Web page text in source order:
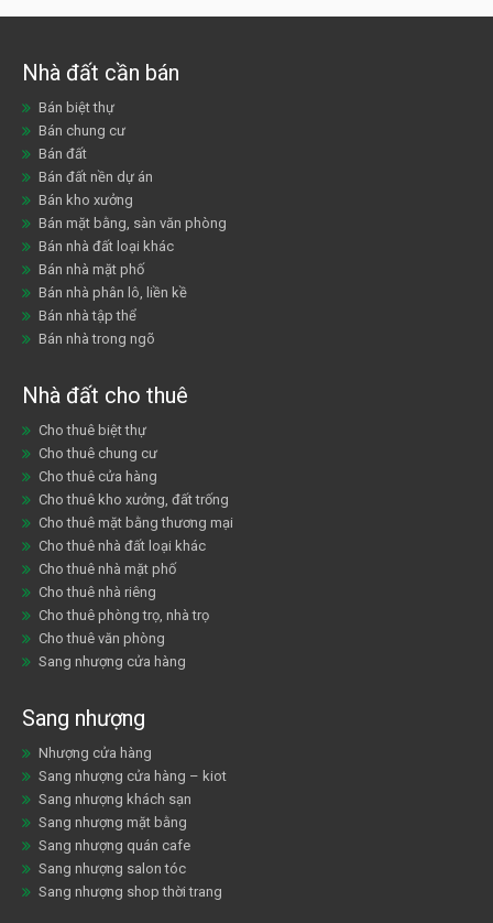
Nhà đất cần bán
Bán biệt thự
Bán chung cư
Bán đất
Bán đất nền dự án
Bán kho xưởng
Bán mặt bằng, sàn văn phòng
Bán nhà đất loại khác
Bán nhà mặt phố
Bán nhà phân lô, liền kề
Bán nhà tập thể
Bán nhà trong ngõ
Nhà đất cho thuê
Cho thuê biệt thự
Cho thuê chung cư
Cho thuê cửa hàng
Cho thuê kho xưởng, đất trống
Cho thuê mặt bằng thương mại
Cho thuê nhà đất loại khác
Cho thuê nhà mặt phố
Cho thuê nhà riêng
Cho thuê phòng trọ, nhà trọ
Cho thuê văn phòng
Sang nhượng cửa hàng
Sang nhượng
Nhượng cửa hàng
Sang nhượng cửa hàng – kiot
Sang nhượng khách sạn
Sang nhượng mặt bằng
Sang nhượng quán cafe
Sang nhượng salon tóc
Sang nhượng shop thời trang